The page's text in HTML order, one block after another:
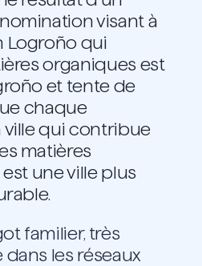
visant à
Logroño qui
organiques est
et tente de
chaque
ville qui contribue
matières
est une ville plus
familier, très
les réseaux